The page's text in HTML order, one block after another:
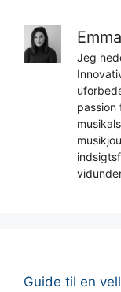
Jeg
passion
Guide til en